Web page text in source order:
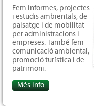
Fem informes, projectes
i estudis ambientals, de
paisatge i de mobilitat
per administracions i
empreses. També fem
comunicació ambiental,
promoció turística i de
patrimoni.
Més info